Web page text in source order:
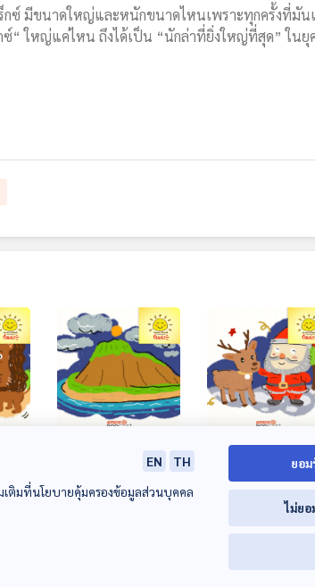
ร็กซ์ มีขนาดใหญ่และหนักขนาดไหนเพราะทุกครั้งที่
ซ์“ ใหญ่แค่ไหน ถึงได้เป็น “นักล่าที่ยิ่งใหญ่ที่สุด” ในยุ
า
EP. 1982: ทำไมเหนือ
เกาะถึงมีเมฆเยอะมาก
พระอาทิตย์ยิ้มแฉ่ง
EP. 1983: ทำไมซ
ต้าเลือกคู่หูเป็นกว
เรนเดียร์
พระอาทิตย์ยิ้มแฉ่ง
00:00:00
EN
TH
เติมที่นโยบายคุ้มครองข้อมูลส่วนบุคคล
ยอ
ไม่ย